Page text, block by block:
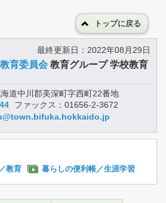
トップに戻る
最終更新日：2022年08月29日
育委員会 教育グループ 学校教育
道中川郡美深町字西町22番地
ファックス：01656-2-3672
教育 暮らしの便利帳／生涯学習